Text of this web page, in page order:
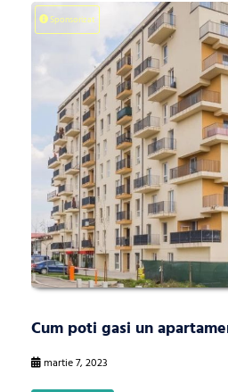
Sponsorizat
Cum poti gasi un
martie 7, 2023